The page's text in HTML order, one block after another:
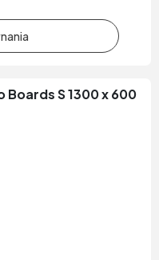
Boards S 1300 x 600